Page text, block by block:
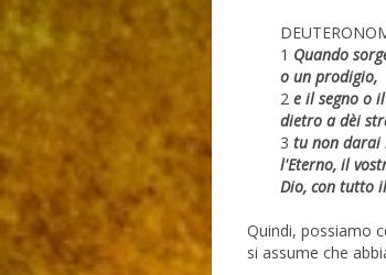
1 Quando
o un prodigio,
2 e il segno o
dietro a dèi
3 tu non darai
l'Eterno, il
Dio, con tutto
Quindi, possiamo
si assume che